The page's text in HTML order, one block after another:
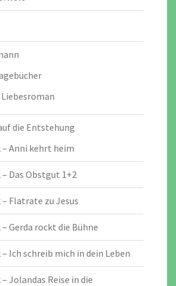
die Entstehung
– Anni kehrt heim
Das Obstgut 1+2
Flatrate zu Jesus
Gerda rockt die Bühne
Ich schreib mich in dein Leben
Jolandas Reise in die